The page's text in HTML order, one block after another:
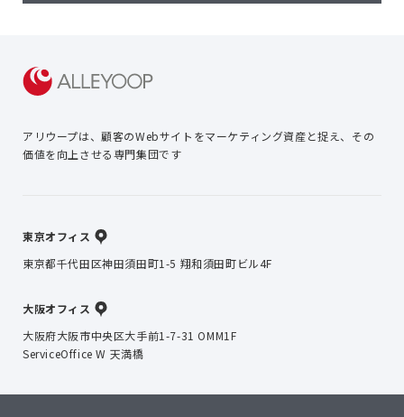
アリウープは、顧客のWebサイトをマーケティング資産と捉え、 その
価値を向上させる専門集団です
東京オフィス
東京都千代田区神田須田町1-5 翔和須田町ビル4F
大阪オフィス
大阪府大阪市中央区大手前1-7-31 OMM1F
ServiceOffice W 天満橋